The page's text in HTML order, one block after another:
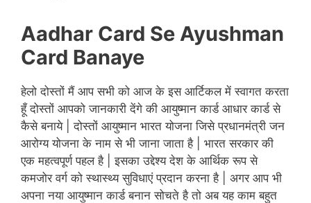
Aadhar Card Se Ayushman
Card Banaye
हेलो दोस्तों मैं आप सभी को आज के इस आर्टिकल में स्वागत करता
हूँ दोस्तों आपको जानकारी देंगे की आयुष्मान कार्ड आधार कार्ड से
कैसे बनाये | दोस्तों आयुष्मान भारत योजना जिसे प्रधानमंत्री जन
आरोग्य योजना के नाम से भी जाना जाता है | भारत सरकार की
एक महत्वपूर्ण पहल है | इसका उद्देश्य देश के आर्थिक रूप से
कमजोर वर्ग को स्थास्थ्य सुविधाएं प्रदान करना है | अगर आप भी
अपना नया आयुष्मान कार्ड बनान सोचते है तो अब यह काम बहुत